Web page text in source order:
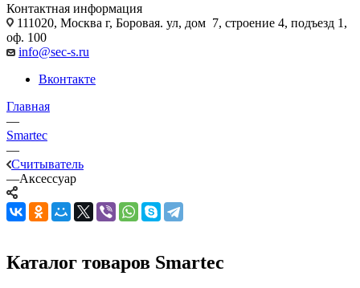
Контактная информация
111020, Москва г, Боровая. ул, дом 7, строение 4, подъезд 1,
оф. 100
info@sec-s.ru
Вконтакте
Главная
—
Smartec
—
Считыватель
—Аксессуар
Каталог товаров Smartec